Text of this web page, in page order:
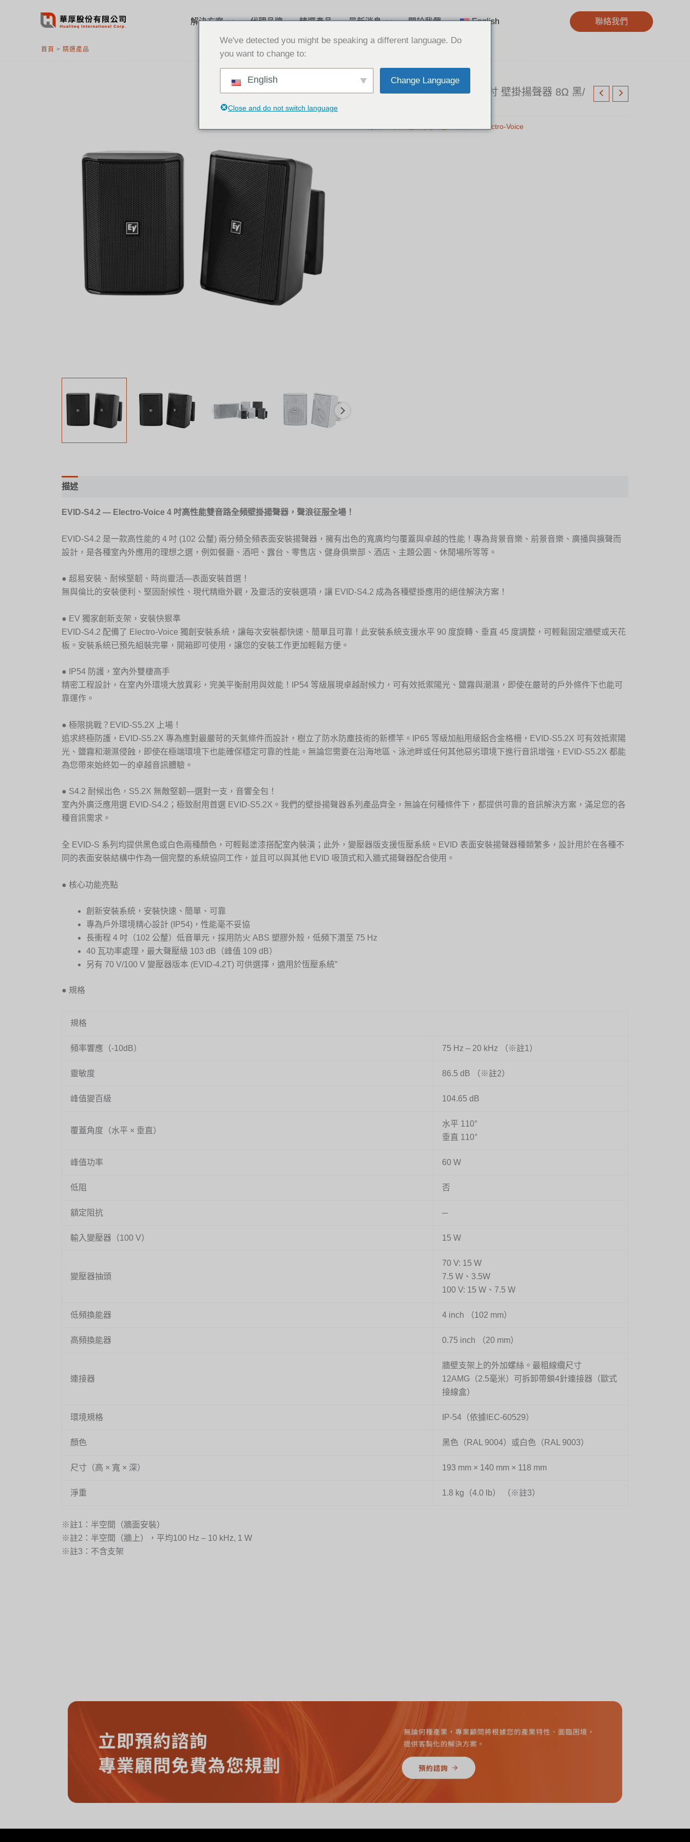
解決方案 代理品牌 精選產品 最新消息 關於我們 English 聯絡我們
首頁 > 精選產品
Electro-Voice EVID-S4.2 4吋 壁掛揚聲器 8Ω 黑/
Electro-Voice
描述
EVID-S4.2 — Electro-Voice 4 吋高性能雙音路全頻壁掛揚聲器，聲浪征服全場！
EVID-S4.2 是一款高性能的 4 吋 (102 公釐) 兩分頻全頻表面安裝揚聲器，擁有出色的寬廣均勻覆蓋與卓越的性能！專為背景音樂、前景音樂、廣播與擴聲而
設計，是各種室內外應用的理想之選，例如餐廳、酒吧、露台、零售店、健身俱樂部、酒店、主題公園、休閒場所等等。
● 超易安裝、耐候堅韌、時尚靈活—表面安裝首選！
無與倫比的安裝便利、堅固耐候性、現代精緻外觀，及靈活的安裝選項，讓 EVID-S4.2 成為各種壁掛應用的絕佳解決方案！
● EV 獨家創新支架，安裝快狠準
EVID-S4.2 配備了 Electro-Voice 獨創安裝系統，讓每次安裝都快速、簡單且可靠！此安裝系統支援水平 90 度旋轉、垂直 45 度調整，可輕鬆固定牆壁或天花
板。安裝系統已預先組裝完畢，開箱即可使用，讓您的安裝工作更加輕鬆方便。
● IP54 防護，室內外雙棲高手
精密工程設計，在室內外環境大放異彩，完美平衡耐用與效能！IP54 等級展現卓越耐候力，可有效抵禦陽光、鹽霧與潮濕，即使在嚴苛的戶外條件下也能可
靠運作。
● 極限挑戰？EVID-S5.2X 上場！
追求終極防護，EVID-S5.2X 專為應對最嚴苛的天氣條件而設計，樹立了防水防塵技術的新標竿。IP65 等級加船用級鋁合金格柵，EVID-S5.2X 可有效抵禦陽
光、鹽霧和潮濕侵蝕，即使在極端環境下也能確保穩定可靠的性能。無論您需要在沿海地區、泳池畔或任何其他惡劣環境下進行音訊增強，EVID-S5.2X 都能
為您帶來始終如一的卓越音訊體驗。
● S4.2 耐候出色，S5.2X 無敵堅韌—選對一支，音響全包！
室內外廣泛應用選 EVID-S4.2；極致耐用首選 EVID-S5.2X。我們的壁掛揚聲器系列產品齊全，無論在何種條件下，都提供可靠的音訊解決方案，滿足您的各
種音訊需求。
全 EVID-S 系列均提供黑色或白色兩種顏色，可輕鬆塗漆搭配室內裝潢；此外，變壓器版支援恆壓系統。EVID 表面安裝揚聲器種類繁多，設計用於在各種不
同的表面安裝結構中作為一個完整的系統協同工作，並且可以與其他 EVID 吸頂式和入牆式揚聲器配合使用。
● 核心功能亮點
創新安裝系統，安裝快速、簡單、可靠
專為戶外環境精心設計 (IP54)，性能毫不妥協
長衝程 4 吋（102 公釐）低音單元，採用防火 ABS 塑膠外殼，低頻下潛至 75 Hz
40 瓦功率處理，最大聲壓級 103 dB（峰值 109 dB）
另有 70 V/100 V 變壓器版本 (EVID-4.2T) 可供選擇，適用於恆壓系統”
● 規格
規格
頻率響應（-10dB） 75 Hz – 20 kHz （※註1）
靈敏度 86.5 dB （※註2）
峰值變百級 104.65 dB
覆蓋角度（水平 × 垂直）
水平 110°
垂直 110°
峰值功率 60 W
低阻 否
額定阻抗 ─
輸入變壓器（100 V） 15 W
變壓器抽頭
70 V: 15 W
7.5 W、3.5W
100 V: 15 W、7.5 W
低頻換能器 4 inch （102 mm）
高頻換能器 0.75 inch （20 mm）
連接器
牆壁支架上的外加螺絲。最粗線纜尺寸
12AMG（2.5毫米）可拆卸帶鎖4針連接器（歐式
接線盒）
環境規格 IP-54（依據IEC-60529）
顏色 黑色（RAL 9004）或白色（RAL 9003）
尺寸（高 × 寬 × 深） 193 mm × 140 mm × 118 mm
淨重 1.8 kg（4.0 lb） （※註3）
※註1：半空間（牆面安裝）
※註2：半空間（牆上），平均100 Hz – 10 kHz, 1 W
※註3：不含支架
We've detected you might be speaking a different language. Do
you want to change to:
English Change Language
Close and do not switch language